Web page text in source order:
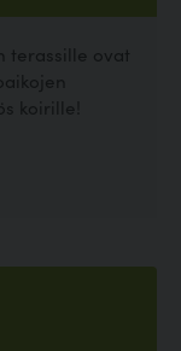
terassille ovat
koirille!